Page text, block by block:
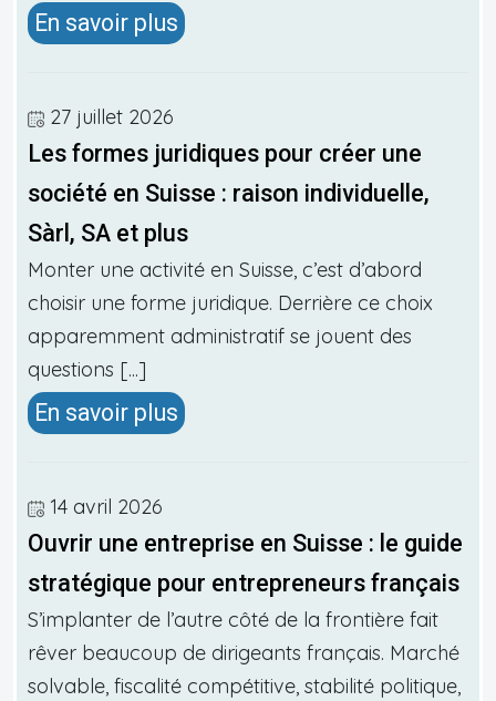
En savoir plus
27 juillet 2026
Les formes juridiques pour créer une
société en Suisse : raison individuelle,
Sàrl, SA et plus
Monter une activité en Suisse, c’est d’abord
choisir une forme juridique. Derrière ce choix
apparemment administratif se jouent des
questions [...]
En savoir plus
14 avril 2026
Ouvrir une entreprise en Suisse : le guide
stratégique pour entrepreneurs français
S’implanter de l’autre côté de la frontière fait
rêver beaucoup de dirigeants français. Marché
solvable, fiscalité compétitive, stabilité politique,